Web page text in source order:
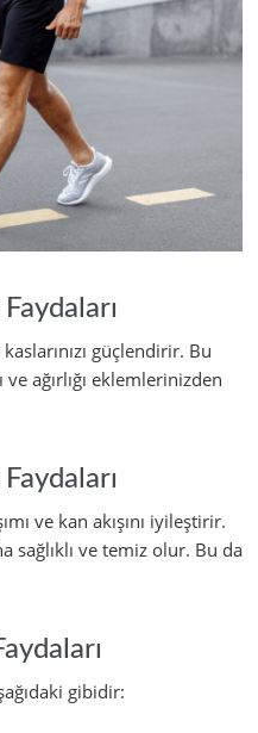
güçlendirir. Bu
ve ağırlığı eklemlerinizden
ve kan akışını iyileştirir.
sağlıklı ve temiz olur. Bu da
gibidir: